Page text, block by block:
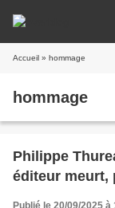
Accueil » hommage
hommage
Philippe
éditeur meurt,
Publié le 20/09/2025 à